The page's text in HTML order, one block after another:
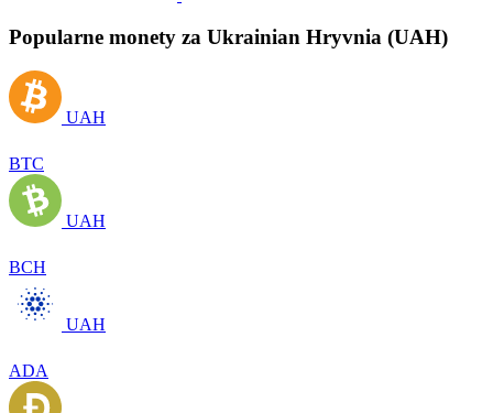
Popularne monety za Ukrainian Hryvnia (UAH)
UAH
BTC
UAH
BCH
UAH
ADA